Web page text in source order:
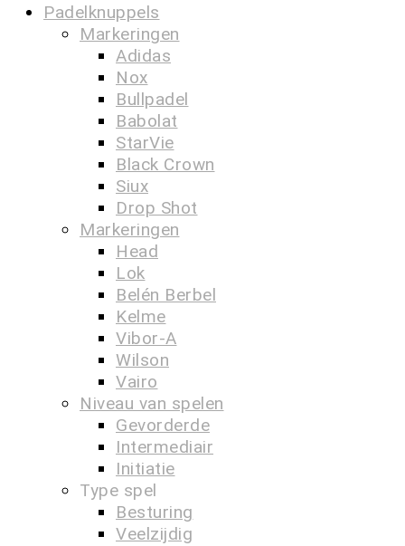
Padelknuppels
Markeringen
Adidas
Nox
Bullpadel
Babolat
StarVie
Black Crown
Siux
Drop Shot
Markeringen
Head
Lok
Belén Berbel
Kelme
Vibor-A
Wilson
Vairo
Niveau van spelen
Gevorderde
Intermediair
Initiatie
Type spel
Besturing
Veelzijdig